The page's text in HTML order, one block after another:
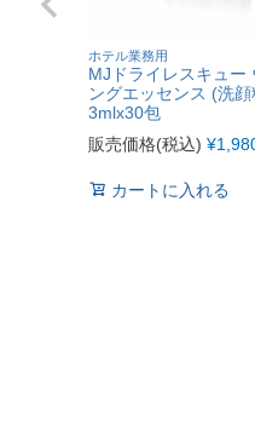
ホテル業務用
MJドライレスキュー
ングエッセンス (洗顔
3mlx30包
販売価格(税込) ¥
カートに入れる